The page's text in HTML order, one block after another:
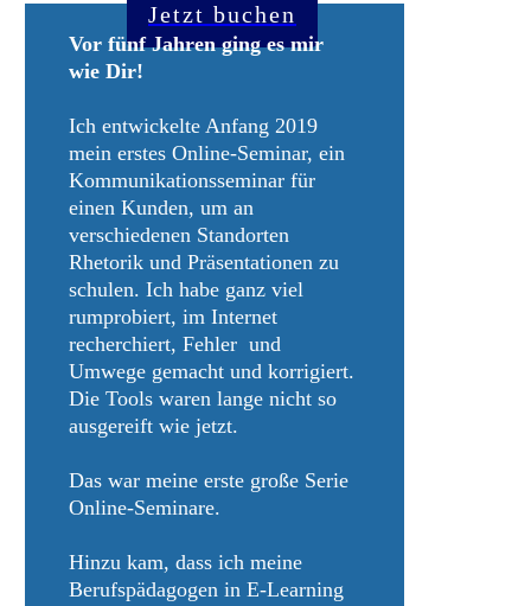
Jetzt buchen
Vor fünf Jahren ging es mir
wie Dir!
Ich entwickelte Anfang 2019
mein erstes Online-Seminar, ein
Kommunikationsseminar für
einen Kunden, um an
verschiedenen Standorten
Rhetorik und Präsentationen zu
schulen. Ich habe ganz viel
rumprobiert, im Internet
recherchiert, Fehler und
Umwege gemacht und korrigiert.
Die Tools waren lange nicht so
ausgereift wie jetzt.
Das war meine erste große Serie
Online-Seminare.
Hinzu kam, dass ich meine
Berufspädagogen in E-Learning